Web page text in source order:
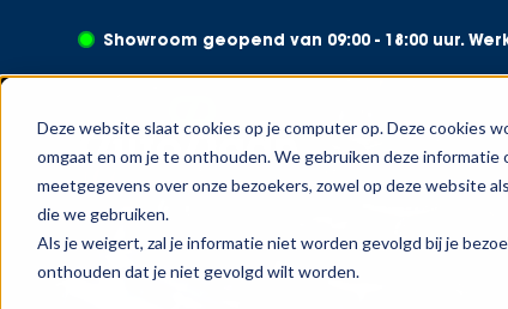
Deze website slaat cookies op je computer op. Deze cookies
omgaat en om je te onthouden. We gebruiken deze
meetgegevens over onze bezoekers, zowel op deze website
die we gebruiken.
Als je weigert, zal je informatie niet worden gevolgd bij je
onthouden dat je niet gevolgd wilt worden.
Showroom geopend van 09:00 - 18:00 uur.